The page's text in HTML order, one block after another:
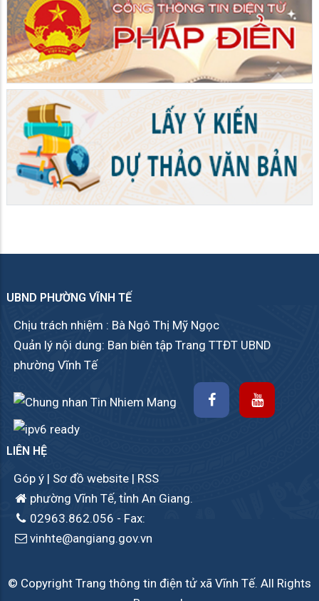
UBND PHƯỜNG VĨNH TẾ
Chịu trách nhiệm : Bà Ngô Thị Mỹ Ngọc
Quản lý nội dung: Ban biên tập Trang TTĐT UBND
phường Vĩnh Tế
LIÊN HỆ
Góp ý | Sơ đồ website | RSS
phường Vĩnh Tế, tỉnh An Giang.
02963.862.056 - Fax:
vinhte@angiang.gov.vn
© Copyright Trang thông tin điện tử xã Vĩnh Tế. All Rights